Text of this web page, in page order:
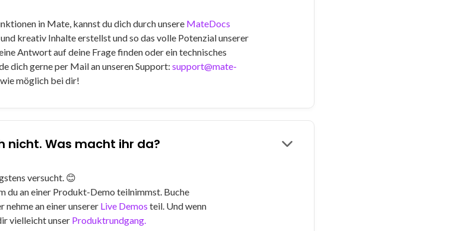
in Mate, kannst du dich durch unsereMateDocs
kreativ Inhalte erstellst und so das volle Potenzial unserer
Antwort auf deine Frage finden oder ein technisches
dich gerne per Mail an unseren Support: support@mate-
möglich bei dir!
nicht. Was macht ihr da?
versucht. 😊
du an einer Produkt-Demo teilnimmst. Buche
nehme an einer unserer Live Demos teil. Und wenn
vielleicht unser Produktrundgang.